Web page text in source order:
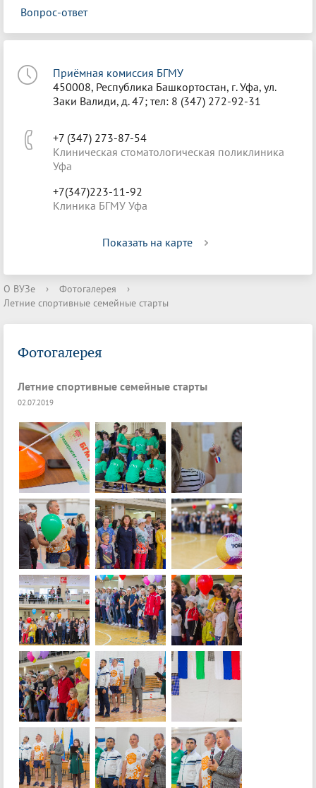
Вопрос-ответ
Приёмная комиссия БГМУ
450008, Республика Башкортостан, г. Уфа, ул.
Заки Валиди, д. 47; тел: 8 (347) 272-92-31
+7 (347) 273-87-54
Клиническая стоматологическая поликлиника
Уфа
+7(347)223-11-92
Клиника БГМУ Уфа
Показать на карте
О ВУЗе › Фотогалерея
›
Летние спортивные семейные старты
Фотогалерея
Летние спортивные семейные старты
02.07.2019